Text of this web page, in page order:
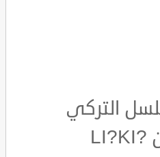
التركي
علاقات المتزوجين ?LI?KI